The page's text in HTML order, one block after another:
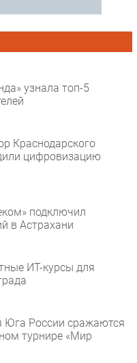
узнала топ-5
Краснодарского
цифровизацию
подключил
в Астрахани
ИТ-курсы для
Юга России сражаются
турнире «Мир